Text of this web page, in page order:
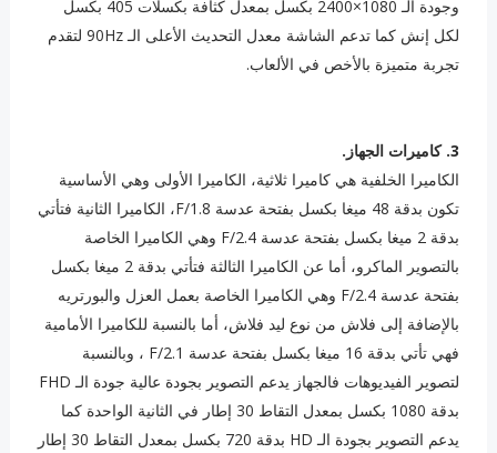
وجودة الـ 1080×2400 بكسل بمعدل كثافة بكسلات 405 بكسل
لكل إنش كما تدعم الشاشة معدل التحديث الأعلى الـ 90Hz لتقدم
تجربة متميزة بالأخص في الألعاب.
3. كاميرات الجهاز.
الكاميرا الخلفية هي كاميرا ثلاثية، الكاميرا الأولى وهي الأساسية
تكون بدقة 48 ميغا بكسل بفتحة عدسة F/1.8، الكاميرا الثانية فتأتي
بدقة 2 ميغا بكسل بفتحة عدسة F/2.4 وهي الكاميرا الخاصة
بالتصوير الماكرو، أما عن الكاميرا الثالثة فتأتي بدقة 2 ميغا بكسل
بفتحة عدسة F/2.4 وهي الكاميرا الخاصة بعمل العزل والبورتريه
بالإضافة إلى فلاش من نوع ليد فلاش، أما بالنسبة للكاميرا الأمامية
فهي تأتي بدقة 16 ميغا بكسل بفتحة عدسة F/2.1 ، وبالنسبة
لتصوير الفيديوهات فالجهاز يدعم التصوير بجودة عالية جودة الـ FHD
بدقة 1080 بكسل بمعدل التقاط 30 إطار في الثانية الواحدة كما
يدعم التصوير بجودة الـ HD بدقة 720 بكسل بمعدل التقاط 30 إطار